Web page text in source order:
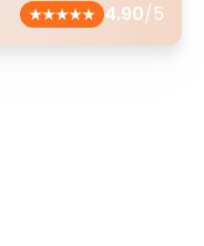
4.90/5